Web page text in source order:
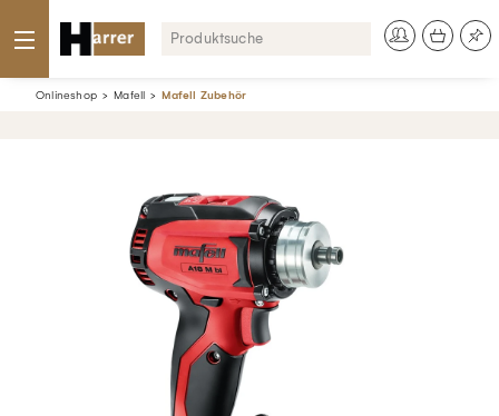
Onlineshop Mafell Mafell Zubehör